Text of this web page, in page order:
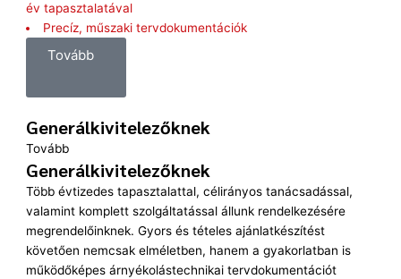
év tapasztalatával
Precíz, műszaki tervdokumentációk
Tovább
Generálkivitelezőknek
Tovább
Generálkivitelezőknek
Több évtizedes tapasztalattal, célirányos tanácsadással,
valamint komplett szolgáltatással állunk rendelkezésére
megrendelőinknek. Gyors és tételes ajánlatkészítést
követően nemcsak elméletben, hanem a gyakorlatban is
működőképes árnyékolástechnikai tervdokumentációt